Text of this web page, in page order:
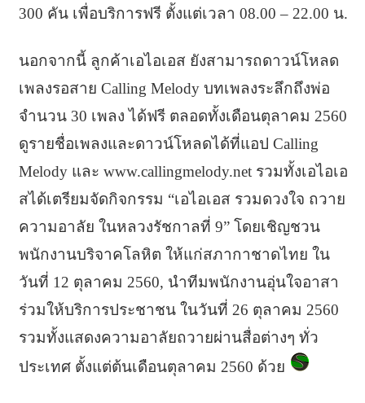
300 คัน เพื่อบริการฟรี ตั้งแต่เวลา 08.00 – 22.00 น.
นอกจากนี้ ลูกค้าเอไอเอส ยังสามารถดาวน์โหลด
เพลงรอสาย Calling Melody บทเพลงระลึกถึงพ่อ
จำนวน 30 เพลง ได้ฟรี ตลอดทั้งเดือนตุลาคม 2560
ดูรายชื่อเพลงและดาวน์โหลดได้ที่แอป Calling
Melody และ www.callingmelody.net รวมทั้งเอไอเอ
สได้เตรียมจัดกิจกรรม “เอไอเอส รวมดวงใจ ถวาย
ความอาลัย ในหลวงรัชกาลที่ 9” โดยเชิญชวน
พนักงานบริจาคโลหิต ให้แก่สภากาชาดไทย ใน
วันที่ 12 ตุลาคม 2560, นำทีมพนักงานอุ่นใจอาสา
ร่วมให้บริการประชาชน ในวันที่ 26 ตุลาคม 2560
รวมทั้งแสดงความอาลัยถวายผ่านสื่อต่างๆ ทั่ว
ประเทศ ตั้งแต่ต้นเดือนตุลาคม 2560 ด้วย